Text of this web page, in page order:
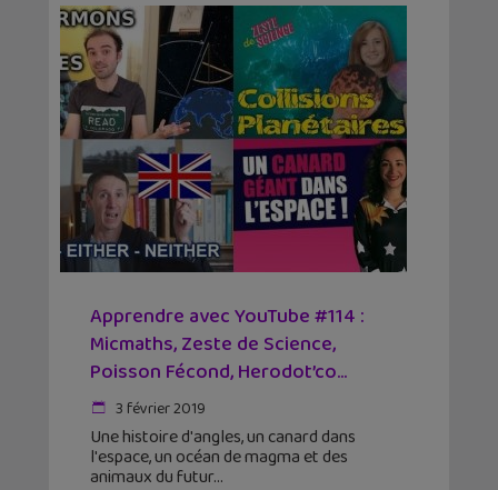
Apprendre avec YouTube #114 :
Micmaths, Zeste de Science,
Poisson Fécond, Herodot’co...
3 février 2019
Une histoire d'angles, un canard dans
l'espace, un océan de magma et des
animaux du futur